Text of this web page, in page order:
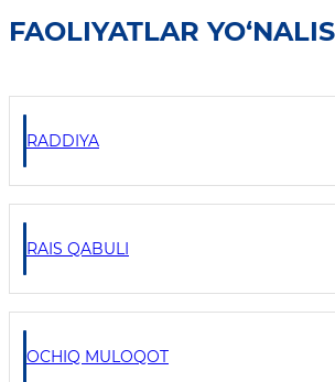
FAOLIYATLAR
RADDIYA
RAIS QABULI
OCHIQ MULOQOT